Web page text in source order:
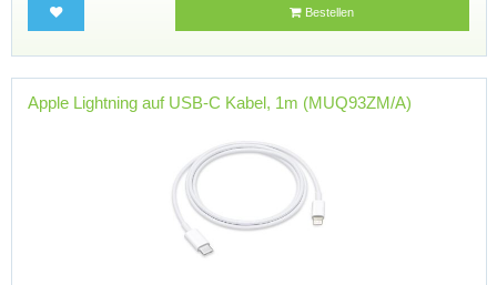
Bestellen
Apple Lightning auf USB-C Kabel, 1m (MUQ93ZM/A)